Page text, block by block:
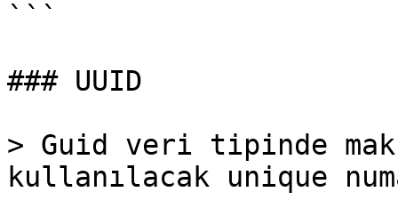
```
### UUID
> Guid veri tipinde
kullanılacak unique